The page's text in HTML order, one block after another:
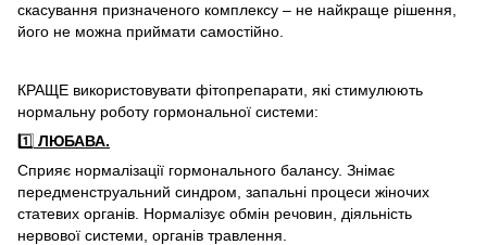
скасування призначеного комплексу – не найкраще рішення,
його не можна приймати самостійно.
КРАЩЕ використовувати фітопрепарати, які стимулюють
нормальну роботу гормональної системи:
1️⃣ ЛЮБАВА.
Сприяє нормалізації гормонального балансу. Знімає
передменструальний синдром, запальні процеси жіночих
статевих органів. Нормалізує обмін речовин, діяльність
нервової системи, органів травлення.